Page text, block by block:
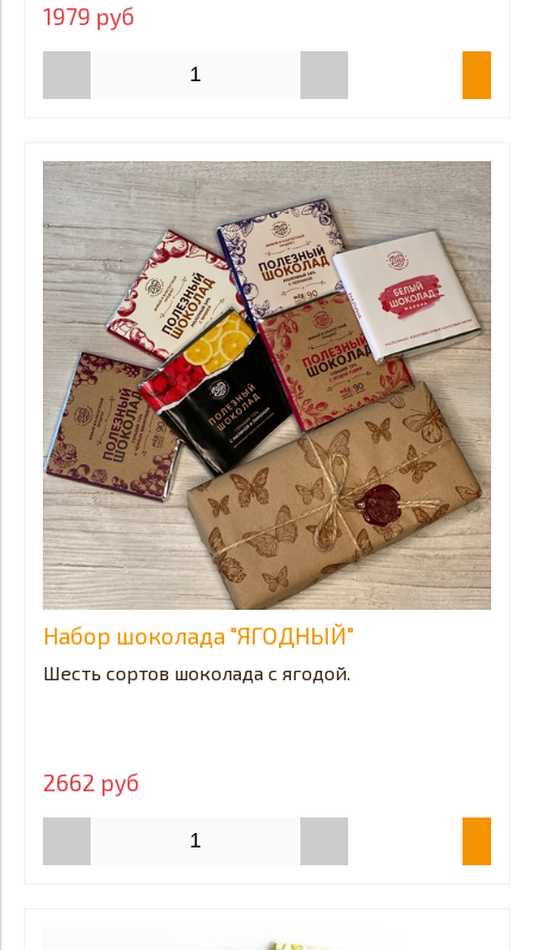
1979 руб
Набор шоколада "ЯГОДНЫЙ"
Шесть сортов шоколада с ягодой.
2662 руб